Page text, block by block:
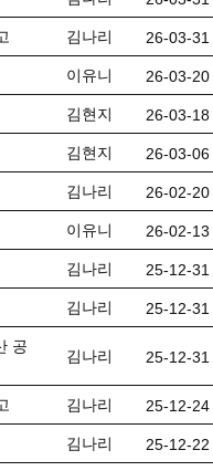
김나리 26-03-31
이유니 26-03-20
김현지 26-03-18
김현지 26-03-06
김나리 26-02-20
이유니 26-02-13
김나리 25-12-31
김나리 25-12-31
공
김나리 25-12-31
김나리 25-12-24
김나리 25-12-22